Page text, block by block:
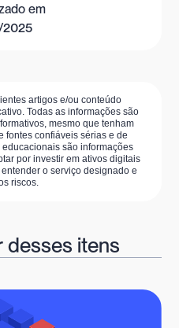
em
artigos e/ou conteúdo
Todas as informações são
mesmo que tenham
fontes confiáveis sérias e de
são informações
por investir em ativos digitais
o serviço designado e
riscos.
desses itens